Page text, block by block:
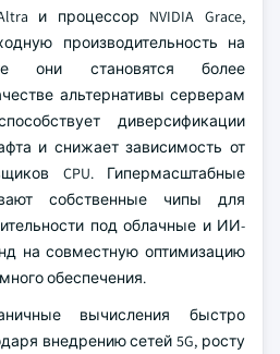
и процессор NVIDIA Grace,
производительность на
они становятся более
альтернативы серверам
диверсификации
и снижает зависимость от
CPU. Гипермасштабные
собственные чипы для
под облачные и ИИ-
на совместную оптимизацию
обеспечения.
вычисления быстро
внедрению сетей 5G, росту